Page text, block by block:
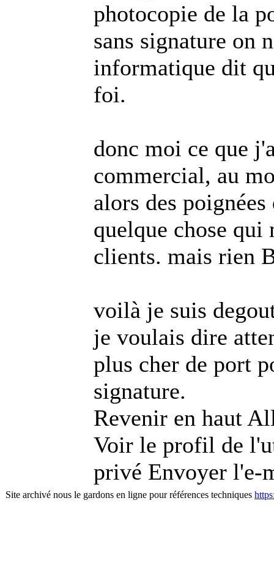
photocopie de la
sans signature on
informatique dit
foi.
donc moi ce que
commercial, au
alors des
quelque chose
clients. mais rien
voilà je suis
je voulais dire
plus cher de port
signature.
Revenir en haut
Voir le profil de
privé Envoyer l'e-
Site archivé nous le gardons en ligne pour références techniques